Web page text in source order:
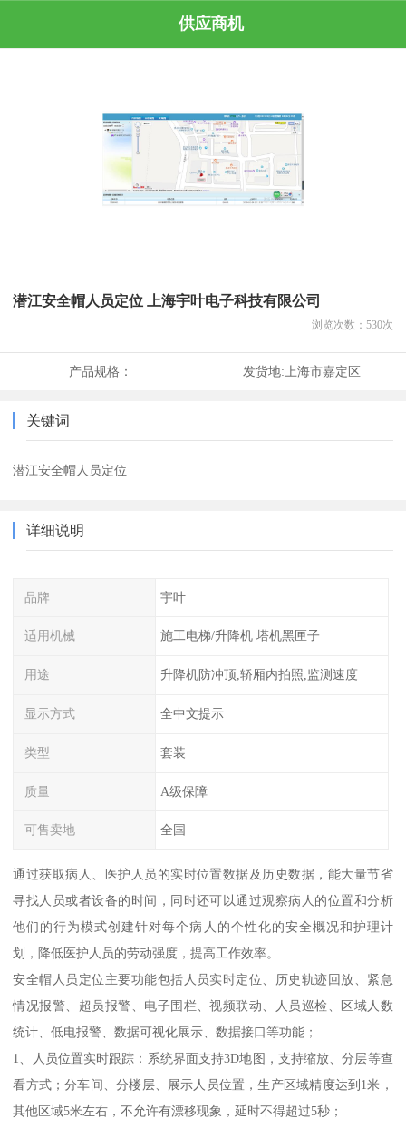
供应商机
潜江安全帽人员定位 上海宇叶电子科技有限公司
浏览次数： 530次
产品规格： 发货地:上海市嘉定区
关键词
潜江安全帽人员定位
详细说明
品牌 宇叶
适用机械 施工电梯/升降机 塔机黑匣子
用途 升降机防冲顶,轿厢内拍照,监测速度
显示方式 全中文提示
类型 套装
质量 A级保障
可售卖地 全国
通过获取病人、医护人员的实时位置数据及历史数据，能大量节省
寻找人员或者设备的时间，同时还可以通过观察病人的位置和分析
他们的行为模式创建针对每个病人的个性化的安全概况和护理计
划，降低医护人员的劳动强度，提高工作效率。
安全帽人员定位主要功能包括人员实时定位、历史轨迹回放、紧急
情况报警、超员报警、电子围栏、视频联动、人员巡检、区域人数
统计、低电报警、数据可视化展示、数据接口等功能；
1、人员位置实时跟踪：系统界面支持3D地图，支持缩放、分层等查
看方式；分车间、分楼层、展示人员位置，生产区域精度达到1米，
其他区域5米左右，不允许有漂移现象，延时不得超过5秒；